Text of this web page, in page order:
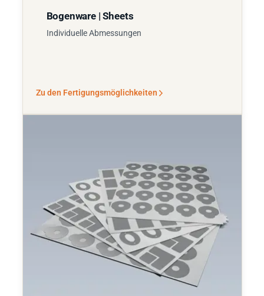
Bogenware | Sheets
Individuelle Abmessungen
Zu den Fertigungsmöglichkeiten